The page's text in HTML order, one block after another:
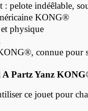
: pelote indéêlable,
KONG®
physique
connue pour
Partz Yanz
ce jouet pour